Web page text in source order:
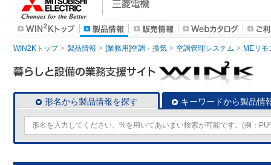
WIN2Kトップ 製品情報 [業務用]空調・換気 空調管理システム MEリモ
形名から製品情報を探す キーワードから製品情